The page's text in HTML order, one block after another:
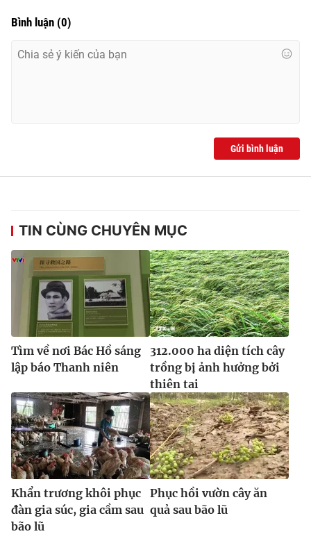
Giấy phép hoạt động báo in và báo điện tử số 483/GP-BTTTT
cấp ngày 29/12/2023
Tổng Biên tập: Vũ Thanh Thủy
® Cấm sao chép dưới mọi hình thức nếu không có sự chấp
thuận bằng văn bản. Ghi rõ nguồn VTV.vn khi phát hành lại
Bình luận (0)
Gửi bình luận
TIN CÙNG CHUYÊN MỤC
Tìm về nơi Bác Hồ sáng
lập báo Thanh niên
312.000 ha diện tích cây
trồng bị ảnh hưởng bởi
thiên tai
Khẩn trương khôi phục
đàn gia súc, gia cầm sau
bão lũ
Phục hồi vườn cây ăn
quả sau bão lũ